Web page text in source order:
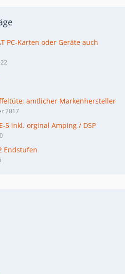
PC-Karten oder Geräte auch
amtlicher Markenhersteller
2017
5 inkl. orginal Amping / DSP
Endstufen